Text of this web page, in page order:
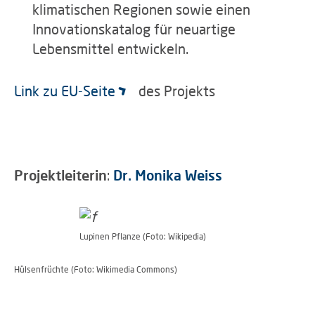
klimatischen Regionen sowie einen
Innovationskatalog für neuartige
Lebensmittel entwickeln.
Link zu EU-Seite des Projekts
Projektleiterin: Dr. Monika Weiss
Lupinen Pflanze (Foto: Wikipedia)
Hülsenfrüchte (Foto: Wikimedia Commons)